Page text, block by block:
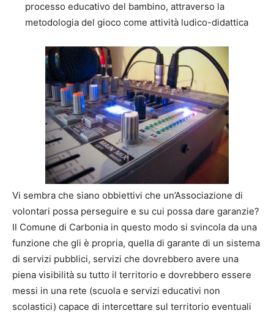
processo educativo del bambino, attraverso la
metodologia del gioco come attività ludico-didattica
Vi sembra che siano obbiettivi che un’Associazione di
volontari possa perseguire e su cui possa dare garanzie?
Il Comune di Carbonia in questo modo si svincola da una
funzione che gli è propria, quella di garante di un sistema
di servizi pubblici, servizi che dovrebbero avere una
piena visibilità su tutto il territorio e dovrebbero essere
messi in una rete (scuola e servizi educativi non
scolastici) capace di intercettare sul territorio eventuali